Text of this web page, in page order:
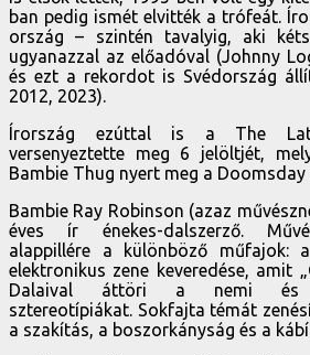
ban pedig ismét elvitték a trófeát.
ország – szintén tavalyig, aki
ugyanazzal az előadóval (Johnny
és ezt a rekordot is Svédország
2012, 2023).
Írország ezúttal is a The
versenyeztette meg 6 jelöltjét,
Bambie Thug nyert meg a
Bambie Ray Robinson (azaz
éves ír énekes-dalszerző.
alappillére a különböző
elektronikus zene keveredése, amit
Dalaival áttöri a nemi és
sztereotípiákat. Sokfajta témát
a szakítás, a boszorkányság és a